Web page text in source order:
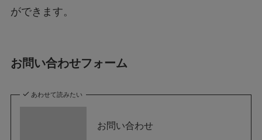
ができます。
お問い合わせフォーム
あわせて読みたい
お問い合わせ